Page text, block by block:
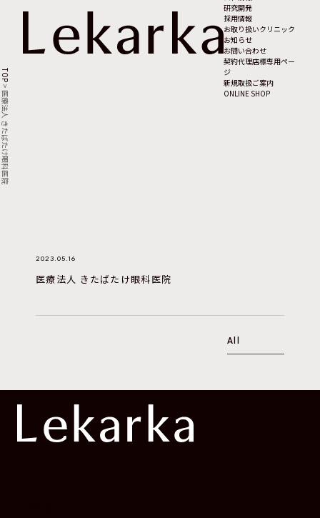
研究開発
採用情報
お取り扱いクリニック
お知らせ
お問い合わせ
契約代理店様専用ペー
ジ
新規取扱ご案内
ONLINE SHOP
TOP
>
医療法人 きたばたけ眼科医院
2023.05.16
医療法人 きたばたけ眼科医院
All